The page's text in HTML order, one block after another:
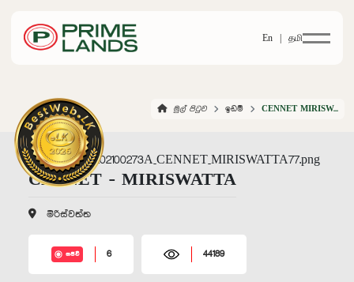
En | தமி
මුල් පිටුව ඉඩම් CENNET MIRISWATTA
CENNET - MIRISWATTA
මිරිස්වත්ත
සජීවී 6 44189